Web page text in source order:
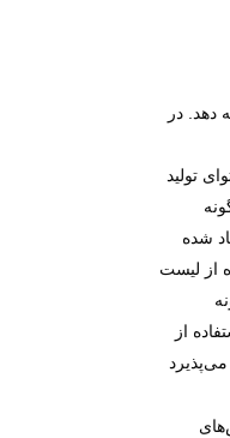
دهد. در
تولید
شده
از لیست
از